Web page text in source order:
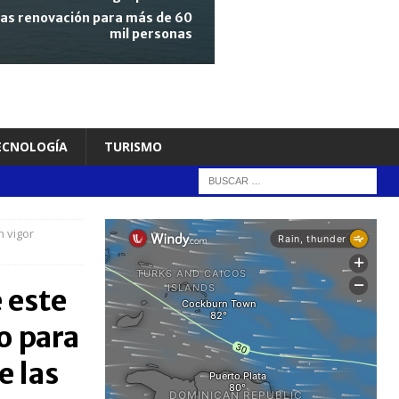
renovación para más de 60
mil personas
TURISMO
vigor
este
para
las